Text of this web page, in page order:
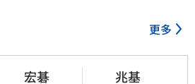
更多
宏碁 兆基